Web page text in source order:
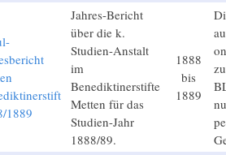
1889
Jahres-Bericht
über die k.
Studien-Anstalt
im
Benediktinerstifte
Metten für das
Studien-Jahr
1888/89.
1888
bis
1889